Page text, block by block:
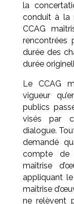
la
conduit à la
CCAG
rencontrées
durée des
durée
Le CCAG
vigueur
publics
visés par
dialogue.
demandé
compte de
maîtrise
appliquant
maîtrise
ne relèvent